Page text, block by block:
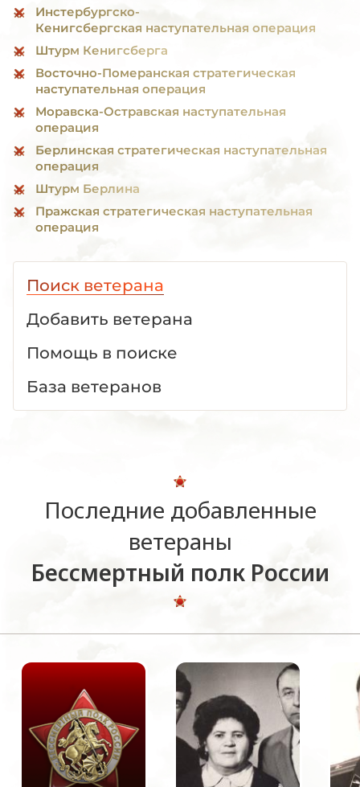
Инстербургско-
Кенигсбергская наступательная операция
Штурм Кенигсберга
Восточно-Померанская стратегическая
наступательная операция
Моравска-Остравская наступательная
операция
Берлинская стратегическая наступательная
операция
Штурм Берлина
Пражская стратегическая наступательная
операция
Поиск ветерана
Добавить ветерана
Помощь в поиске
База ветеранов
Последние добавленные
ветераны
Бессмертный полк России